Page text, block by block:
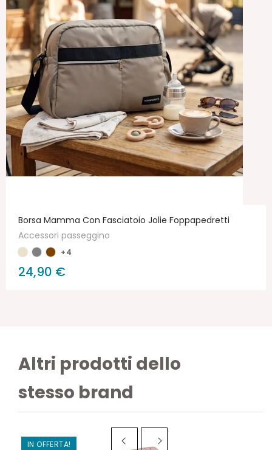
Borsa Mamma Con Fasciatoio Jolie Foppapedretti
Accessori passeggino
+4
24,90 €
Altri prodotti dello
stesso brand
IN OFFERTA!